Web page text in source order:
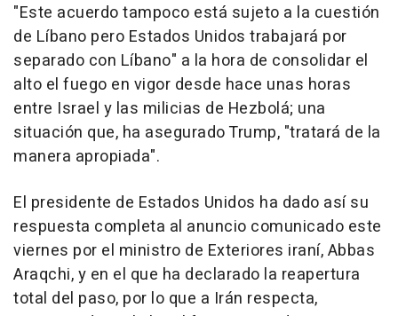
"Este acuerdo tampoco está sujeto a la cuestión
de Líbano pero Estados Unidos trabajará por
separado con Líbano" a la hora de consolidar el
alto el fuego en vigor desde hace unas horas
entre Israel y las milicias de Hezbolá; una
situación que, ha asegurado Trump, "tratará de la
manera apropiada".
El presidente de Estados Unidos ha dado así su
respuesta completa al anuncio comunicado este
viernes por el ministro de Exteriores iraní, Abbas
Araqchi, y en el que ha declarado la reapertura
total del paso, por lo que a Irán respecta,